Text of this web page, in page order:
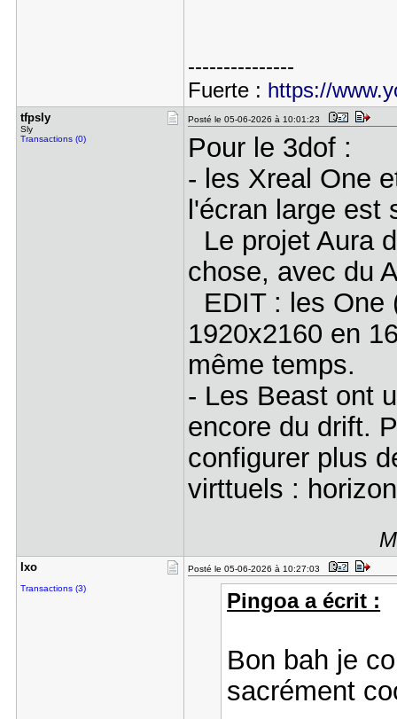
---------------
Fuerte : https://
tfpsly
Sly
Transactions (0)
Posté le 05-06-2026 à 10:01:23
Pour le 3dof :
- les Xreal One
l'écran large est
Le projet Aura
chose, avec du
EDIT : les One
1920x2160 en
même temps.
- Les Beast ont
encore du drift.
configurer plus
virttuels :
Ixo
Transactions (3)
Posté le 05-06-2026 à 10:27:03
Pingoa a écrit :
Bon bah je
sacrément